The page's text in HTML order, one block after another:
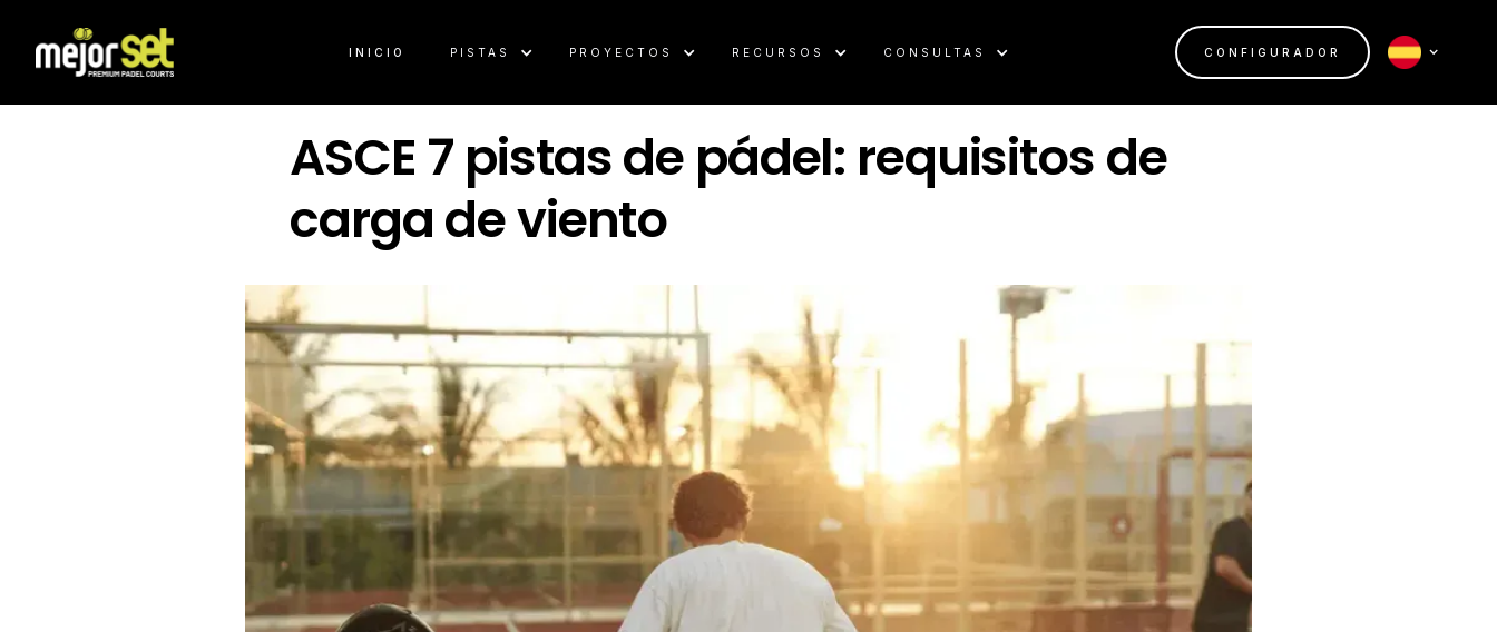
INICIO PISTAS PROYECTOS RECURSOS CONSULTAS CONFIGURADOR
ASCE 7 pistas de pádel: requisitos de
carga de viento